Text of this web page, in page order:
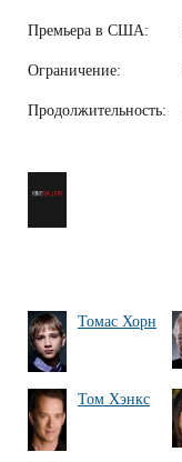
Премьера в США:
Ограничение:
Продолжительность:
Томас Хорн
Том Хэнкс